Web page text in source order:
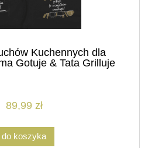
Kuchennych dla
Gotuje & Tata Grilluje
89,99 zł
do koszyka